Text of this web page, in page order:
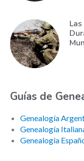
Guías de
Genealogía
Genealogía
Genealogía